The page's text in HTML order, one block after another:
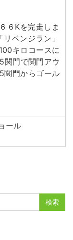
６Kを完走しま
ベンジラン」
キロコースに
関門で関門アウ
関門からゴール
ール